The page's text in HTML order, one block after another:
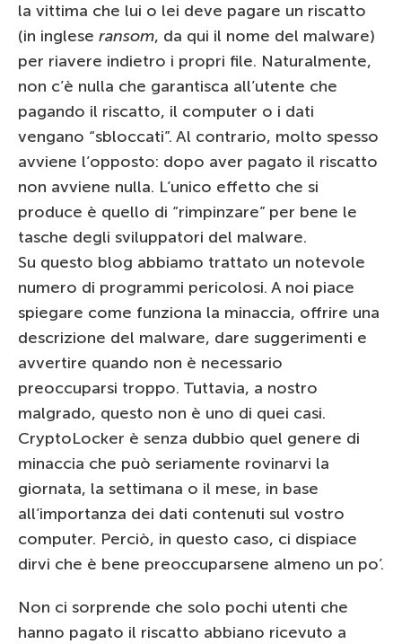
la vittima che lui o lei deve pagare un riscatto
(in inglese ransom, da qui il nome del malware)
per riavere indietro i propri file. Naturalmente,
non c’è nulla che garantisca all’utente che
pagando il riscatto, il computer o i dati
vengano “sbloccati”. Al contrario, molto spesso
avviene l’opposto: dopo aver pagato il riscatto
non avviene nulla. L’unico effetto che si
produce è quello di “rimpinzare” per bene le
tasche degli sviluppatori del malware.
Su questo blog abbiamo trattato un notevole
numero di programmi pericolosi. A noi piace
spiegare come funziona la minaccia, offrire una
descrizione del malware, dare suggerimenti e
avvertire quando non è necessario
preoccuparsi troppo. Tuttavia, a nostro
malgrado, questo non è uno di quei casi.
CryptoLocker è senza dubbio quel genere di
minaccia che può seriamente rovinarvi la
giornata, la settimana o il mese, in base
all’importanza dei dati contenuti sul vostro
computer. Perciò, in questo caso, ci dispiace
dirvi che è bene preoccuparsene almeno un po’.
Non ci sorprende che solo pochi utenti che
hanno pagato il riscatto abbiano ricevuto a